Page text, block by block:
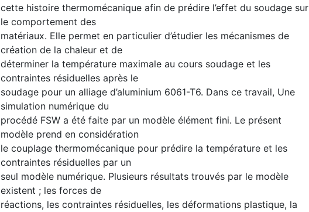
cette histoire thermomécanique afin de prédire l’effet du soudage sur
le comportement des
matériaux. Elle permet en particulier d’étudier les mécanismes de
création de la chaleur et de
déterminer la température maximale au cours soudage et les
contraintes résiduelles après le
soudage pour un alliage d’aluminium 6061-T6. Dans ce travail, Une
simulation numérique du
procédé FSW a été faite par un modèle élément fini. Le présent
modèle prend en considération
le couplage thermomécanique pour prédire la température et les
contraintes résiduelles par un
seul modèle numérique. Plusieurs résultats trouvés par le modèle
existent ; les forces de
réactions, les contraintes résiduelles, les déformations plastique, la